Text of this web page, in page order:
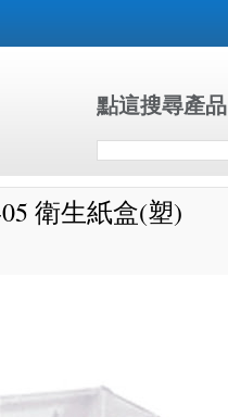
點這搜尋產品
衛生紙盒(塑)